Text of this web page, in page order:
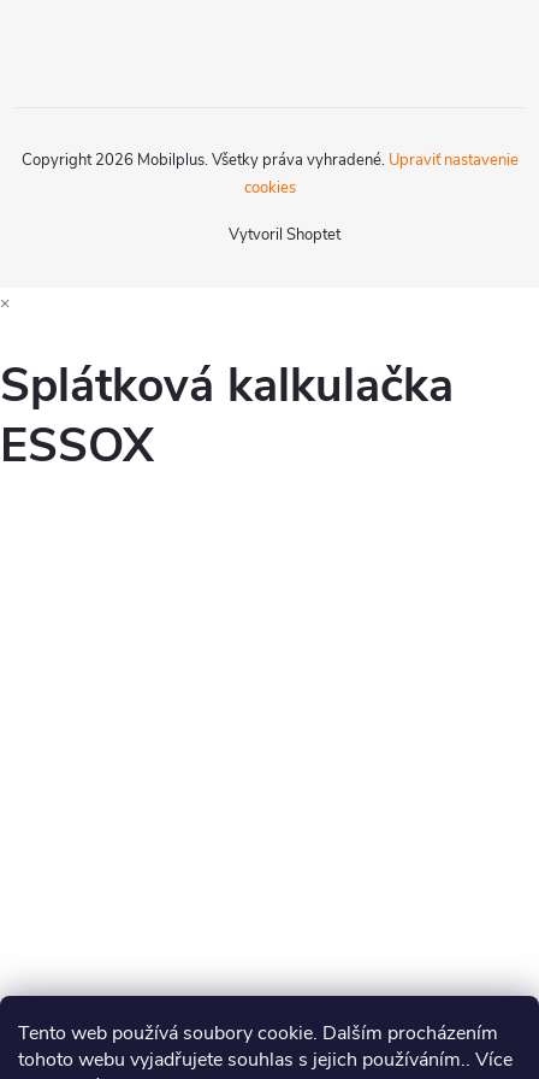
Tento web používá soubory cookie. Dalším procházením
tohoto webu vyjadřujete souhlas s jejich používáním.. Více
Vytvoril Shoptet
Copyright 2026 Mobilplus. Všetky práva vyhradené. Upraviť nastavenie
cookies
×
Splátková kalkulačka
ESSOX